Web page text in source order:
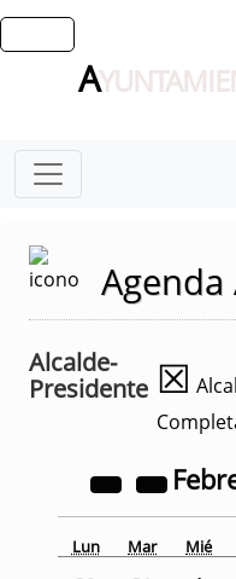
A
Agenda
Alcalde-
Presidente ☒
Lun Mar Mié